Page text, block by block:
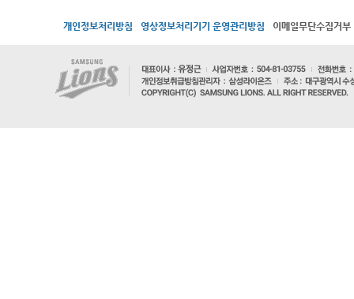
개인정보처리방침 영상정보처리기기 운영관리방침 이메일무단수집거부